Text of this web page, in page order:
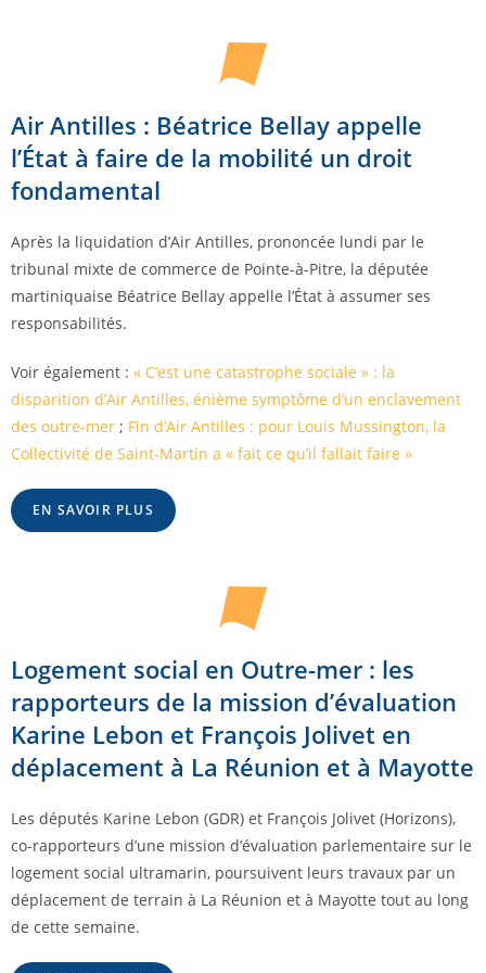
Air Antilles : Béatrice Bellay appelle
l’État à faire de la mobilité un droit
fondamental
Après la liquidation d’Air Antilles, prononcée lundi par le
tribunal mixte de commerce de Pointe-à-Pitre, la députée
martiniquaise Béatrice Bellay appelle l’État à assumer ses
responsabilités.
Voir également : « C’est une catastrophe sociale » : la
disparition d’Air Antilles, énième symptôme d’un enclavement
des outre-mer ; Fin d’Air Antilles : pour Louis Mussington, la
Collectivité de Saint-Martin a « fait ce qu’il fallait faire »
EN SAVOIR PLUS
Logement social en Outre-mer : les
rapporteurs de la mission d’évaluation
Karine Lebon et François Jolivet en
déplacement à La Réunion et à Mayotte
Les députés Karine Lebon (GDR) et François Jolivet (Horizons),
co-rapporteurs d’une mission d’évaluation parlementaire sur le
logement social ultramarin, poursuivent leurs travaux par un
déplacement de terrain à La Réunion et à Mayotte tout au long
de cette semaine.